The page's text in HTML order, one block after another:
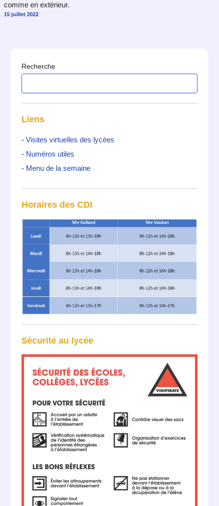
comme en extérieur.
15 juillet 2022
Recherche
Liens
- Visites virtuelles des lycées
- Numéros utiles
- Menu de la semaine
Horaires des CDI
Sécurité au lycée